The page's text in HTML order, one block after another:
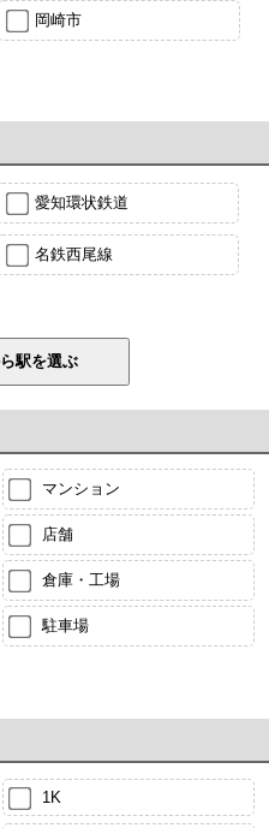
岡崎市
愛知環状鉄道
名鉄西尾線
マンション
店舗
倉庫・工場
駐車場
1K